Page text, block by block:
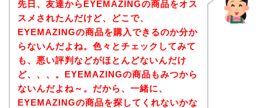
先日、友達からEYEMAZINGの商品をオス
スメされたんだけど、どこで、
EYEMAZINGの商品を購入できるのか分か
らないんだよね。色々とチェックしてみて
も、悪い評判などがほとんどないんだけ
ど、、、。EYEMAZINGの商品もみつから
ないんだよね～。だから、一緒に、
EYEMAZINGの商品を探してくれないかな